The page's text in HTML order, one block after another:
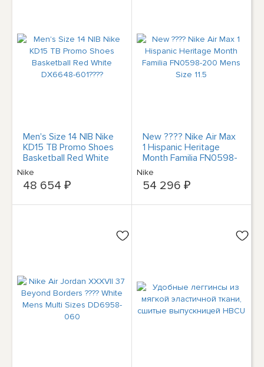
Men's Size 14 NIB Nike
KD15 TB Promo Shoes
Basketball Red White
DX6648-601????
Nike
48 654 ₽
New ???? Nike Air Max
1 Hispanic Heritage
Month Familia FN0598-
200 Mens Size 11.5
Nike
54 296 ₽